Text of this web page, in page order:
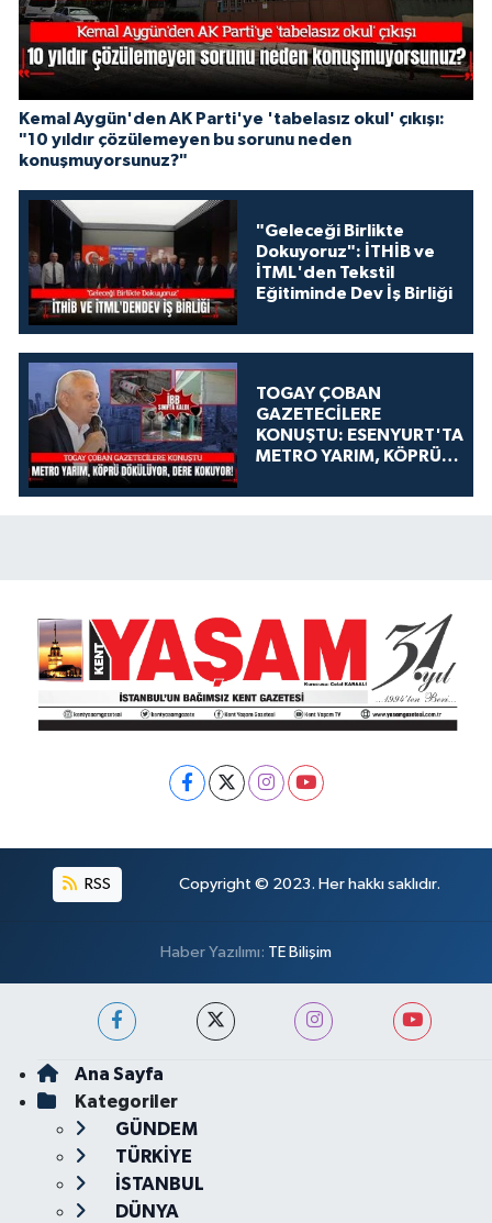
Kemal Aygün'den AK Parti'ye 'tabelasız okul' çıkışı:
"10 yıldır çözülemeyen bu sorunu neden
konuşmuyorsunuz?"
"Geleceği Birlikte
Dokuyoruz": İTHİB ve
İTML'den Tekstil
Eğitiminde Dev İş Birliği
TOGAY ÇOBAN
GAZETECİLERE
KONUŞTU: ESENYURT'TA
METRO YARIM, KÖPRÜ
KOKUYOR!
RSS Copyright © 2023. Her hakkı saklıdır.
Haber Yazılımı: TE Bilişim
Ana Sayfa
Kategoriler
GÜNDEM
TÜRKİYE
İSTANBUL
DÜNYA